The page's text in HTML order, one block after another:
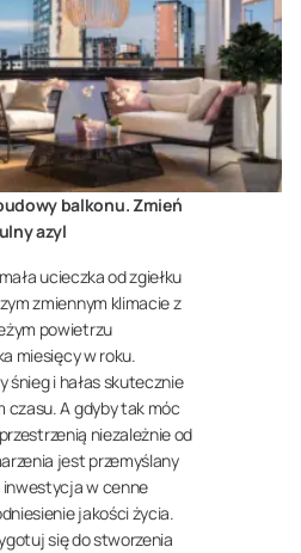
balkonu. Zmień
azyl
ucieczka od zgiełku
zmiennym klimacie z
powietrzu
miesięcy w roku.
śnieg i hałas skutecznie
czasu. A gdyby tak móc
niezależnie od
jest przemyślany
inwestycja w cenne
jakości życia.
się do stworzenia